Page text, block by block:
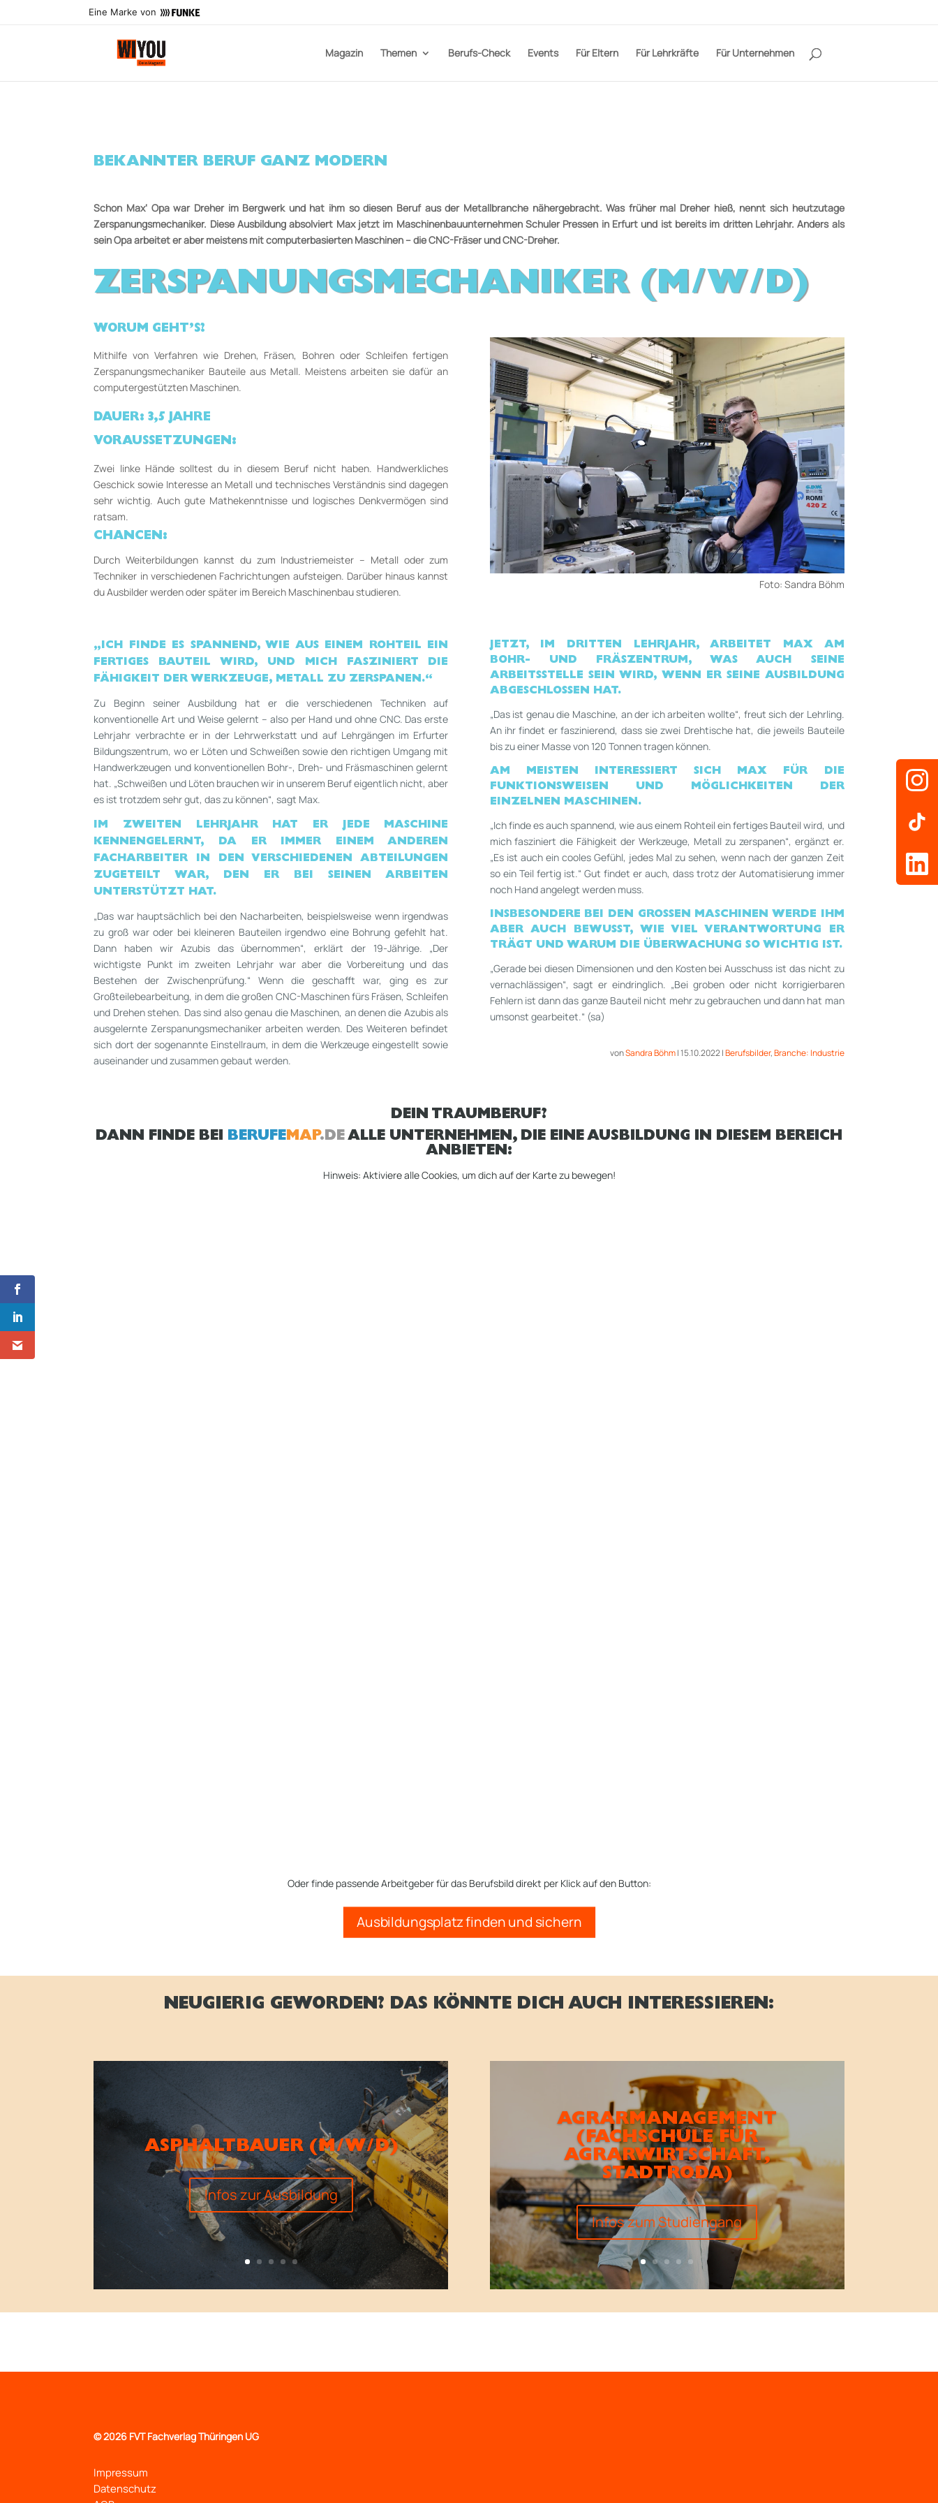
Eine Marke von
Magazin Themen Berufs-Check Events Für Eltern Für Lehrkräfte Für Unternehmen
BEKANNTER BERUF GANZ MODERN
Schon Max‘ Opa war Dreher im Bergwerk und hat ihm so diesen Beruf aus der Metallbranche nähergebracht. Was früher mal Dreher hieß, nennt sich heutzutage
Zerspanungs­mecha­niker. Diese Ausbildung absolviert Max jetzt im Maschinenbauunternehmen Schuler Pressen in Erfurt und ist bereits im dritten Lehrjahr. Anders als
sein Opa arbeitet er aber meistens mit computerbasierten Maschinen – die CNC­-Frä­ser und CNC­-Dreher.
ZERSPANUNGS­MECHANIKER (M/W/D)
WORUM GEHT’S?
Mithilfe von Verfahren wie Drehen, Fräsen, Bohren oder Schleifen fertigen
Zerspanungs­mechaniker Bauteile aus Metall. Meistens arbeiten sie dafür an
com­puter­gestützten Ma­schinen.
DAUER: 3,5 JAHRE
VORAUSSETZUNGEN:
Zwei linke Hände solltest du in diesem Beruf nicht haben. Handwerkliches
Geschick sowie Interesse an Metall und technisches Verständnis sind dagegen
sehr wichtig. Auch gute Mathe­kenntnisse und logisches Denkvermögen sind
ratsam.
CHANCEN:
Durch Weiterbildungen kannst du zum Industriemeister – Metall oder zum
Techniker in verschiedenen Fachrichtungen aufsteigen. Darüber hinaus kannst
du Ausbilder werden oder später im Bereich Maschinenbau studieren.
Foto: Sandra Böhm
„ICH FINDE ES SPANNEND, WIE AUS EINEM ROHTEIL EIN
FERTIGES BAUTEILWIRD, UND MICH FASZINIERT DIE
FÄHIGKEIT DER WERKZEUGE, METALL ZU ZERSPANEN.“
Zu Beginn seiner Ausbildung hat er die verschiedenen Techniken auf
konventionelle Art und Weise gelernt – also per Hand und ohne CNC. Das erste
Lehrjahr verbrachte er in der Lehrwerkstatt und auf Lehrgängen im Erfurter
Bildungszentrum, wo er Löten und Schweißen sowie den richtigen Umgang mit
Handwerk­zeugen und konventionellen Bohr-­, Dreh­- und Fräsmaschinen gelernt
hat. „Schweißen und Löten brauchen wir in unserem Beruf eigentlich nicht, aber
es ist trotzdem sehr gut, das zu können“, sagt Max.
IM ZWEITEN LEHRJAHR HAT ER JEDE MASCHINE
KENNENGELERNT, DA ER IMMER EINEM ANDEREN
FACHARBEITER IN DEN VERSCHIE­DENEN ABTEILUNGEN
ZUGETEILT WAR, DEN ER BEI SEINEN ARBEITEN
UNTERSTÜTZT HAT.
„Das war hauptsächlich bei den Nacharbeiten, beispielsweise wenn irgendwas
zu groß war oder bei kleineren Bauteilen irgendwo eine Bohrung gefehlt hat.
Dann haben wir Azubis das übernommen“, erklärt der 19-­Jährige. „Der
wichtigste Punkt im zweiten Lehrjahr war aber die Vorbereitung und das
Bestehen der Zwischenprüfung.“ Wenn die geschafft war, ging es zur
Großteilebearbeitung, in dem die großen CNC-­Maschinen fürs Fräsen, Schleifen
und Drehen stehen. Das sind also genau die Maschinen, an denen die Azubis als
ausgelernte Zerspanungsmechaniker arbeiten werden. Des Weiteren befindet
sich dort der sogenannte Einstellraum, in dem die Werkzeuge eingestellt sowie
auseinander und zusammen gebaut werden.
JETZT, IM DRITTEN LEHRJAHR, ARBEITET MAX AM
BOHR-­ UND FRÄSZENTRUM, WAS AUCH SEINE
ARBEITSSTELLE SEIN WIRD, WENN ER SEINE AUSBILDUNG
ABGESCHLOSSEN HAT.
„Das ist genau die Maschine, an der ich arbeiten wollte“, freut sich der Lehrling.
An ihr findet er faszinierend, dass sie zwei Drehtische hat, die jeweils Bauteile
bis zu einer Masse von 120 Tonnen tragen können.
AM MEISTEN INTERESSIERT SICH MAX FÜR DIE
FUNKTIONSWEISEN UND MÖGLICHKEITEN DER
EINZELNEN MASCHINEN.
„Ich finde es auch spannend, wie aus einem Rohteil ein fertiges Bauteil wird, und
mich fasziniert die Fähigkeit der Werkzeuge, Metall zu zerspanen“, ergänzt er.
„Es ist auch ein cooles Gefühl, jedes Mal zu sehen, wenn nach der ganzen Zeit
so ein Teil fertig ist.“ Gut findet er auch, dass trotz der Automatisierung immer
noch Hand angelegt werden muss.
INSBESONDERE BEI DEN GROSSEN MASCHINEN WERDE IHM A
BER AUCH BEWUSST, WIE
VIEL VERANTWORTUNG ER
TRÄGT UND WARUM DIE ÜBERWACHUNG SO WICHTIG IST.
„Gerade bei diesen Dimensionen und den Kosten bei Ausschuss ist das nicht zu
vernach­lässigen“, sagt er eindringlich. „Bei groben oder nicht korrigierbaren
Fehlern ist dann das ganze Bauteil nicht mehr zu gebrauchen und dann hat man
umsonst gearbeitet.“ (sa)
vonSandra Böhm|15.10.2022|Berufsbilder,Branche: Industrie
DEIN TRAUMBERUF?
DANN FINDE BEI BERUFEMAP.DEALLE UNTERNEHMEN, DIE EINE AUSBILDUNG IN DIESEM BEREICH
ANBIETEN:
Hinweis: Aktiviere alle Cookies, um dich auf der Karte zu bewegen!
Oder finde passende Arbeitgeber für das Berufsbild direkt per Klick auf den Button:
Ausbildungsplatz finden und sichern
NEUGIERIG GEWORDEN? DAS KÖNNTE DICH AUCH INTERESSIEREN:
ASPHALTBAUER (M/W/D)
Infos zur Ausbildung
AGRARMANAGEMENT
(FACHSCHULE FÜR
AGRARWIRTSCHAFT,
STADTRODA)
Infos zum Studiengang
©2026 FVT Fachverlag Thüringen UG
Impressum
Datenschutz